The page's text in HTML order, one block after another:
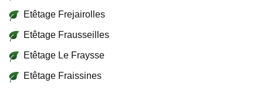
Etêtage Frejairolles
Etêtage Frausseilles
Etêtage Le Fraysse
Etêtage Fraissines